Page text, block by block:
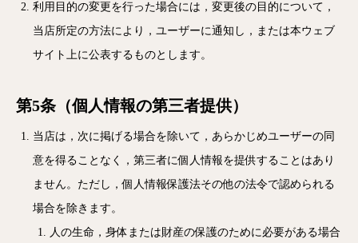
利用目的の変更を行った場合には，変更後の目的について，
当店所定の方法により，ユーザーに通知し，または本ウェブ
サイト上に公表するものとします。
第5条（個人情報の第三者提供）
当店は，次に掲げる場合を除いて，あらかじめユーザーの同
意を得ることなく，第三者に個人情報を提供することはあり
ません。ただし，個人情報保護法その他の法令で認められる
場合を除きます。
人の生命，身体または財産の保護のために必要がある場合